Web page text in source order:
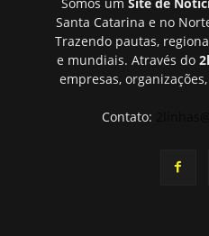
Santa Catarina e no
Trazendo pautas,
e mundiais. Através do
empresas,
Contato: